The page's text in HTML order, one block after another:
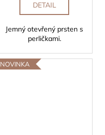
DETAIL
Jemný otevřený prsten s
perličkami.
NOVINKA